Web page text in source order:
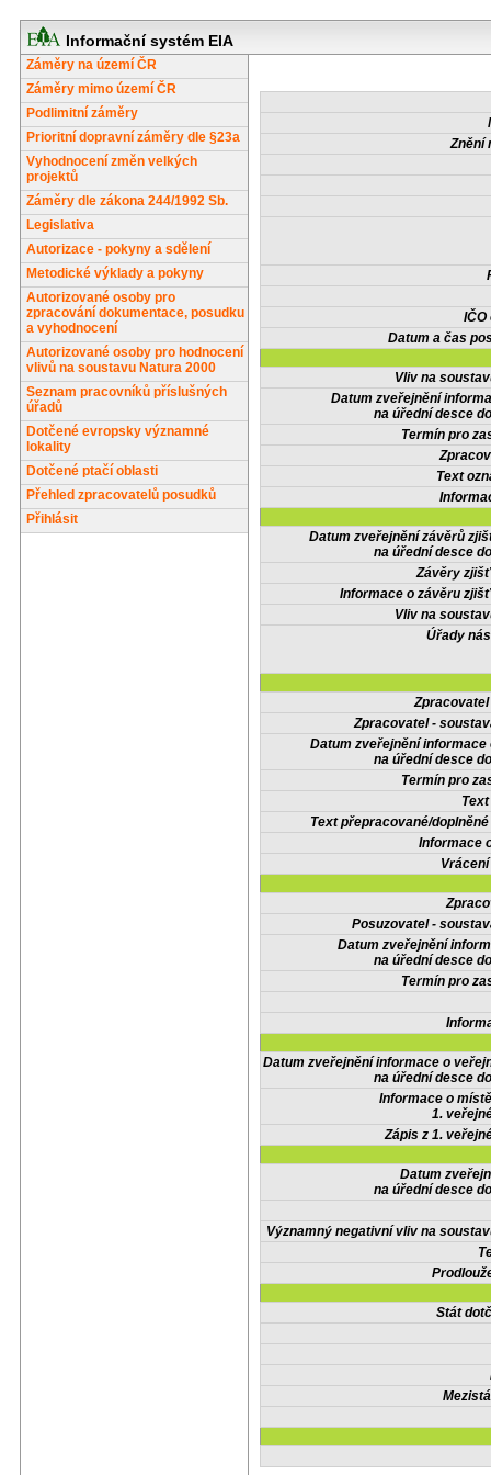
Informační systém EIA
Záměry na území ČR
Záměry mimo území ČR
Podlimitní záměry
Prioritní dopravní záměry dle §23a
Vyhodnocení změn velkých
projektů
Záměry dle zákona 244/1992 Sb.
Legislativa
Autorizace - pokyny a sdělení
Metodické výklady a pokyny
Autorizované osoby pro
zpracování dokumentace, posudku
a vyhodnocení
Autorizované osoby pro hodnocení
vlivů na soustavu Natura 2000
Seznam pracovníků příslušných
úřadů
Dotčené evropsky významné
lokality
Dotčené ptačí oblasti
Přehled zpracovatelů posudků
Přihlásit
Znění
IČO
Datum a čas
Vliv na
Datum zveřejnění
na úřední desce
Termín pro
Text
Datum zveřejnění závěrů
na úřední desce
Závěry
Informace o závěru
Vliv na
Úřady
Zpracovatel -
Datum zveřejnění informace
na úřední desce
Termín pro
Text přepracované/
Informace
Posuzovatel -
Datum zveřejnění
na úřední desce
Termín pro
Datum zveřejnění informace o
na úřední desce
Informace o
1.
Zápis z 1.
Datum
na úřední desce
Významný negativní vliv na
Stát